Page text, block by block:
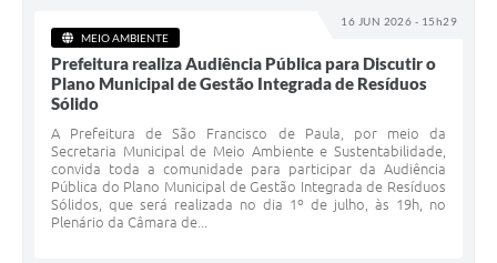
16 JUN 2026 - 15h29
MEIO AMBIENTE
Prefeitura realiza Audiência Pública para Discutir o
Plano Municipal de Gestão Integrada de Resíduos
Sólido
A Prefeitura de São Francisco de Paula, por meio da
Secretaria Municipal de Meio Ambiente e Sustentabilidade,
convida toda a comunidade para participar da Audiência
Pública do Plano Municipal de Gestão Integrada de Resíduos
Sólidos, que será realizada no dia 1º de julho, às 19h, no
Plenário da Câmara de...